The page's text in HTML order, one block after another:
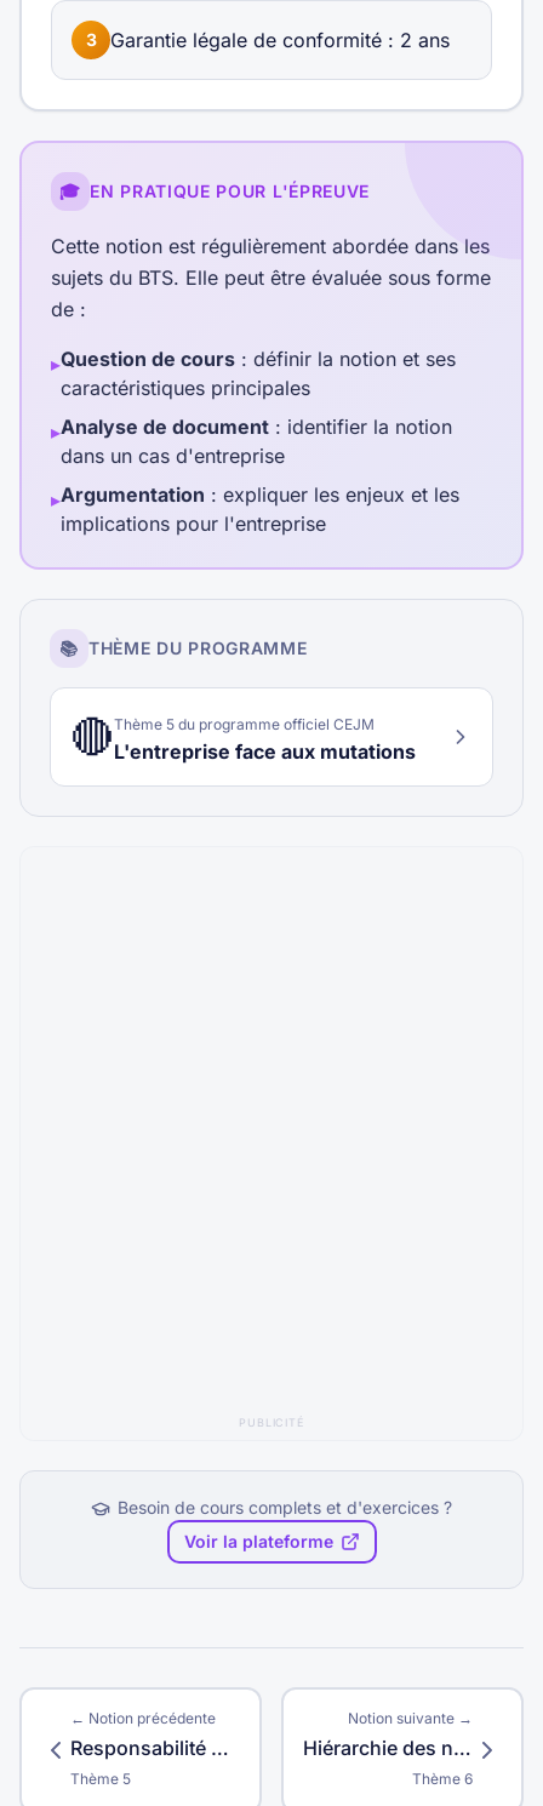
3 Garantie légale de conformité : 2 ans
🎓 EN PRATIQUE POUR L'ÉPREUVE
Cette notion est régulièrement abordée dans les
sujets du BTS. Elle peut être évaluée sous forme
de :
▸Question de cours : définir la notion et ses
caractéristiques principales
▸Analyse de document : identifier la notion
dans un cas d'entreprise
▸Argumentation : expliquer les enjeux et les
implications pour l'entreprise
📚 THÈME DU PROGRAMME
🔴Thème 5 du programme officiel CEJM
L'entreprise face aux mutations
PUBLICITÉ
Besoin de cours complets et d'exercices ?
Voir la plateforme
← Notion précédente
Responsabilité numérique
Thème 5
Notion suivante →
Hiérarchie des normes
Thème 6